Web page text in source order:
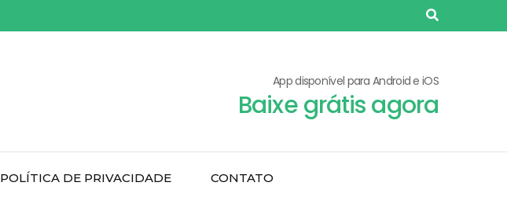
App disponível para Android e iOS
Baixe grátis agora
POLÍTICA DE PRIVACIDADE CONTATO